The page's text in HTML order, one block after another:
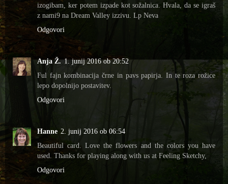
izogibam, ker potem izpade kot sožalnica. Hvala, da se igraš
z nami9 na Dream Valley izzivu. Lp Neva
Odgovori
Anja Ž. 1. junij 2016 ob 20:52
Ful fajn kombinacija črne in pavs papirja. In te roza rožice
lepo dopolnijo postavitev.
Odgovori
Hanne 2. junij 2016 ob 06:54
Beautiful card. Love the flowers and the colors you have
used. Thanks for playing along with us at Feeling Sketchy,
Odgovori